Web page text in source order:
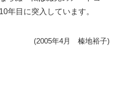
年目に突入しています。
(2005年4月 榛地裕子)